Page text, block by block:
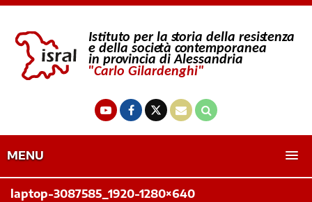
MENU
laptop-3087585_1920-1280×640